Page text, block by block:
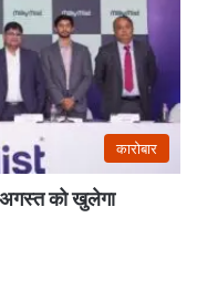
कारोबार
अगस्त को खुलेगा